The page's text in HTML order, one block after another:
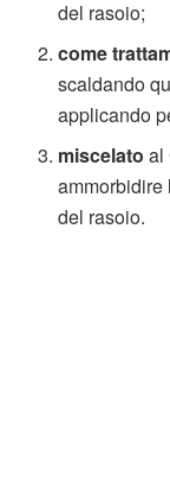
del rasoio;
come
scaldando
applicando
miscelato al
ammorbidire
del rasoio.